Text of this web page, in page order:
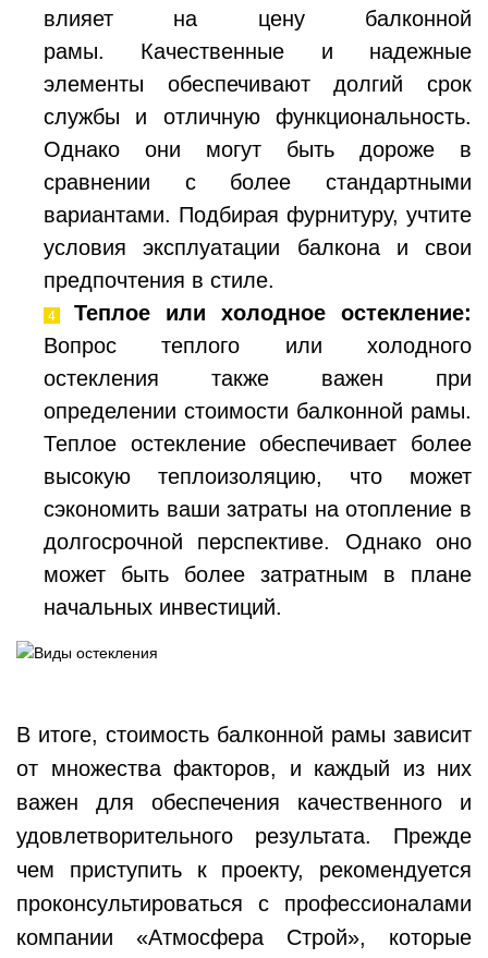
влияет на цену балконной
рамы. Качественные и надежные
элементы обеспечивают долгий срок
службы и отличную функциональность.
Однако они могут быть дороже в
сравнении с более стандартными
вариантами. Подбирая фурнитуру, учтите
условия эксплуатации балкона и свои
предпочтения в стиле.
Теплое или холодное остекление:
Вопрос теплого или холодного
остекления также важен при
определении стоимости балконной рамы.
Теплое остекление обеспечивает более
высокую теплоизоляцию, что может
сэкономить ваши затраты на отопление в
долгосрочной перспективе. Однако оно
может быть более затратным в плане
начальных инвестиций.
В итоге, стоимость балконной рамы зависит
от множества факторов, и каждый из них
важен для обеспечения качественного и
удовлетворительного результата. Прежде
чем приступить к проекту, рекомендуется
проконсультироваться с профессионалами
компании «Атмосфера Строй», которые